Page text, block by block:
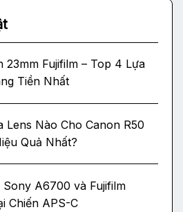
23mm Fujifilm – Top 4 Lựa
Tiền Nhất
Lens Nào Cho Canon R50
Quả Nhất?
Sony A6700 và Fujifilm
Chiến APS-C